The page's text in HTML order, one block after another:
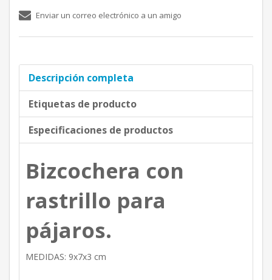
Enviar un correo electrónico a un amigo
Descripción completa
Etiquetas de producto
Especificaciones de productos
Bizcochera con
rastrillo para
pájaros.
MEDIDAS: 9x7x3 cm